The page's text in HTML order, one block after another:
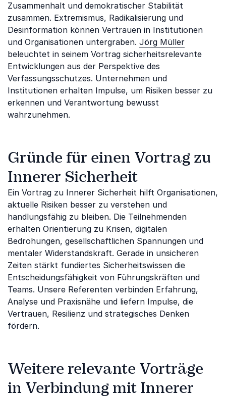
Zusammenhalt und demokratischer Stabilität
zusammen. Extremismus, Radikalisierung und
Desinformation können Vertrauen in Institutionen
und Organisationen untergraben. Jörg Müller
beleuchtet in seinem Vortrag sicherheitsrelevante
Entwicklungen aus der Perspektive des
Verfassungsschutzes. Unternehmen und
Institutionen erhalten Impulse, um Risiken besser zu
erkennen und Verantwortung bewusst
wahrzunehmen.
Gründe für einen Vortrag zu
Innerer Sicherheit
Ein Vortrag zu Innerer Sicherheit hilft Organisationen,
aktuelle Risiken besser zu verstehen und
handlungsfähig zu bleiben. Die Teilnehmenden
erhalten Orientierung zu Krisen, digitalen
Bedrohungen, gesellschaftlichen Spannungen und
mentaler Widerstandskraft. Gerade in unsicheren
Zeiten stärkt fundiertes Sicherheitswissen die
Entscheidungsfähigkeit von Führungskräften und
Teams. Unsere Referenten verbinden Erfahrung,
Analyse und Praxisnähe und liefern Impulse, die
Vertrauen, Resilienz und strategisches Denken
fördern.
Weitere relevante Vorträge
in Verbindung mit Innerer